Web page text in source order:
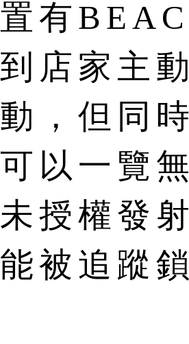
置有
到店家主
動，但同
可以一覽
未授權發
能被追蹤